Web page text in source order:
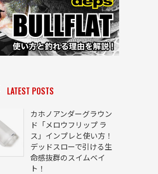
LATEST POSTS
カホノアンダーグラウン
ド「メロウフリップ ラ
ス」インプレと使い方！
デッドスローで引ける生
命感抜群のスイムベイ
ト！